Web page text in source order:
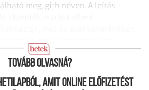
meg, gith néven. A leírás
Tovább olvasná?
amit online előfizetést